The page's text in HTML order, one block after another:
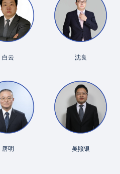
吴照银